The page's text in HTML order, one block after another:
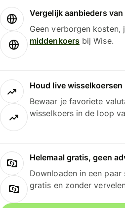
Vergelijk aanbieders
Geen verborgen
middenkoersbij Wise.
Houd live wisselkoersen
Bewaar je favoriete
wisselkoers in de loop
Helemaal gratis, geen
Downloaden in een paar
gratis en zonder